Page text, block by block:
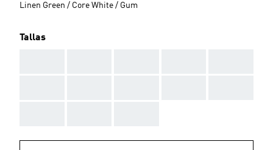
Linen Green / Core White / Gum
Tallas